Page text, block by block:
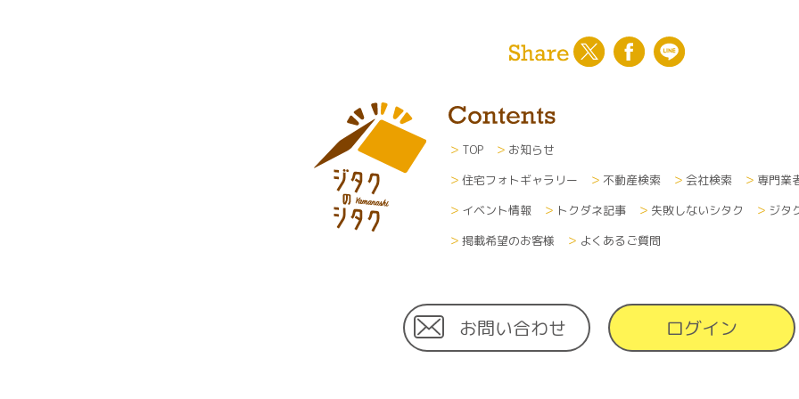
TOP
お知らせ
住宅フォトギャラリー
不動産検索 会社検索
専門業
イベント情報
トクダネ記事 失敗しないシタク
ジタ
掲載希望のお客様
よくあるご質問
お問い合わせ ログイン